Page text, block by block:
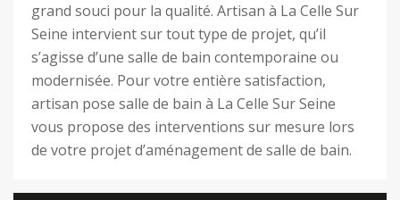
grand souci pour la qualité. Artisan à La Celle Sur
Seine intervient sur tout type de projet, qu’il
s’agisse d’une salle de bain contemporaine ou
modernisée. Pour votre entière satisfaction,
artisan pose salle de bain à La Celle Sur Seine
vous propose des interventions sur mesure lors
de votre projet d’aménagement de salle de bain.